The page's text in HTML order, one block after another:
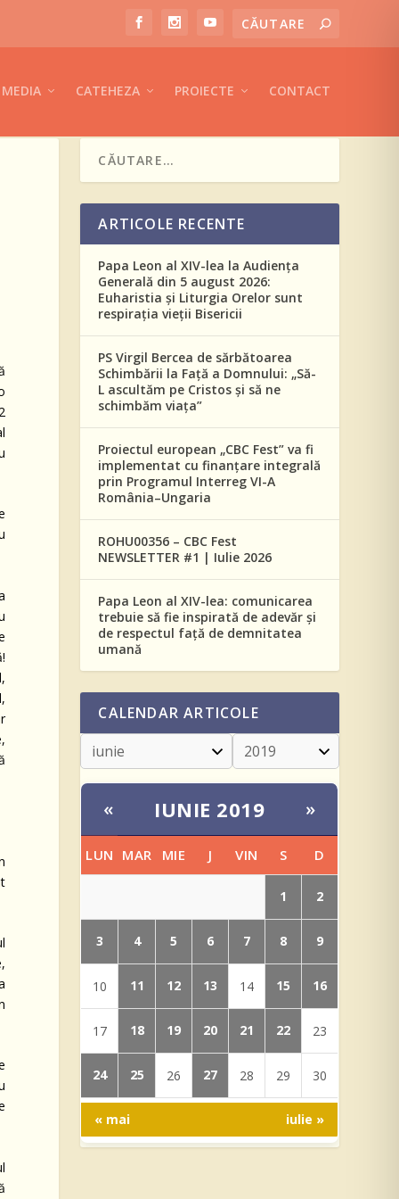
MEDIA CATEHEZA PROIECTE CONTACT
ARTICOLE RECENTE
Papa Leon al XIV-lea la Audiența
Generală din 5 august 2026:
Euharistia și Liturgia Orelor sunt
respirația vieții Bisericii
PS Virgil Bercea de sărbătoarea
Schimbării la Față a Domnului: „Să-
L ascultăm pe Cristos și să ne
schimbăm viața”
Proiectul european „CBC Fest” va fi
implementat cu finanțare integrală
prin Programul Interreg VI-A
România–Ungaria
ROHU00356 – CBC Fest
NEWSLETTER #1 | Iulie 2026
Papa Leon al XIV-lea: comunicarea
trebuie să fie inspirată de adevăr și
de respectul față de demnitatea
umană
CALENDAR ARTICOLE
« IUNIE 2019 »
LUN MAR MIE J VIN S D
1 2
3 4 5 6 7 8 9
10 11 12 13 14 15 16
17 18 19 20 21 22 23
24 25 26 27 28 29 30
« mai iulie »